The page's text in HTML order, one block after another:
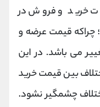
خرید و فروش در
چراکه قیمت عرضه و
می باشد. در این
بین قیمت خرید
چشمگیر نشود.